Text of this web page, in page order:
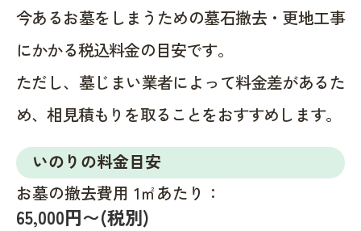
今あるお墓をしまうための墓石撤去・更地工事
にかかる税込料金の目安です。
ただし、墓じまい業者によって料金差があるた
め、相見積もりを取ることをおすすめします。
いのりの料金目安
お墓の撤去費用 1㎡あたり：
65,000円〜(税別)